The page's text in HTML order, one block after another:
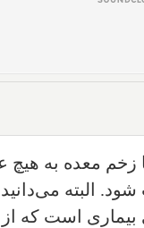
معده به هیچ
البته
بیماری است که